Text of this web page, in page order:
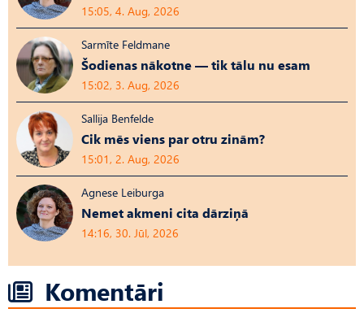
15:05, 4. Aug, 2026
Sarmīte Feldmane
Šodienas nākotne — tik tālu nu esam
15:02, 3. Aug, 2026
Sallija Benfelde
Cik mēs viens par otru zinām?
15:01, 2. Aug, 2026
Agnese Leiburga
Nemet akmeni cita dārziņā
14:16, 30. Jūl, 2026
Komentāri